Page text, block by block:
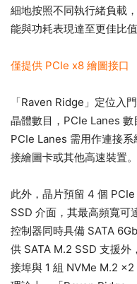
細地按照不同執行緒負載
能與功耗表現達至更佳比值
僅提供 PCIe x8 繪圖接口
「Raven Ridge」定位入
晶體數目，PCIe Lanes
PCIe Lanes 需用作連接
接繪圖卡或其他高速裝置。
此外，晶片預留 4 個
SSD 介面，其最高頻寬
控制器同時具備 SATA
供 SATA M.2 SSD 支援外
接埠與 1 組 NVMe M.2 x2